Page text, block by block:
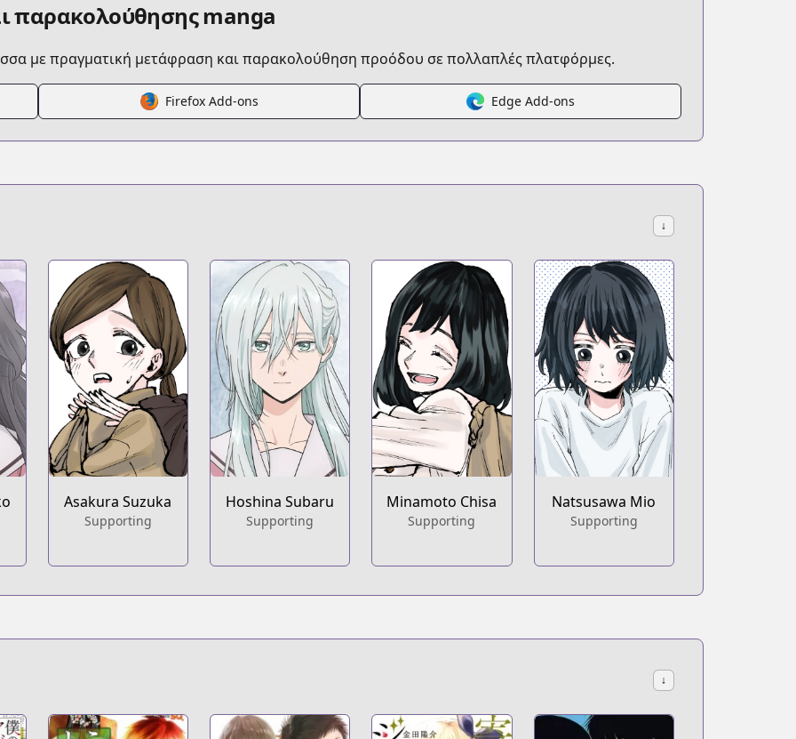
3269754496548746310
παρακολούθησης manga
με πραγματική μετάφραση και παρακολούθηση προόδου σε πολλαπλές πλατφόρμες.
Firefox Add-ons Edge Add-ons
↓
Asakura Suzuka
Supporting
Hoshina Subaru
Supporting
Minamoto Chisa
Supporting
Natsusawa Mio
Supporting
↓